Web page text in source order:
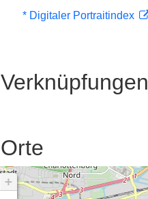
* Digitaler Portraitindex
Verknüpfungen
Orte
+